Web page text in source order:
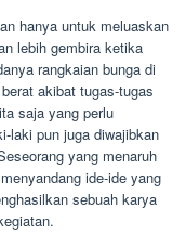
hanya untuk meluaskan
lebih gembira ketika
rangkaian bunga di
akibat tugas-tugas
saja yang perlu
laki pun juga diwajibkan
yang menaruh
ide-ide yang
sebuah karya